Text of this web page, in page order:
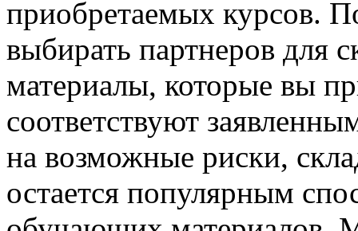
приобретаемых курсов.
выбирать партнеров для
материалы, которые вы
соответствуют
на возможные риски,
остается популярным